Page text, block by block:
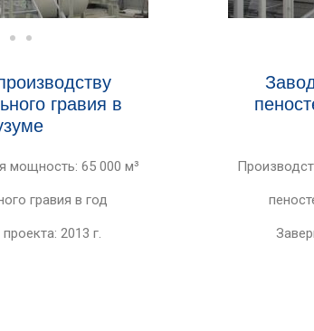
гравия в
мощность: 65 000 м³
гравия в год
2013 г.